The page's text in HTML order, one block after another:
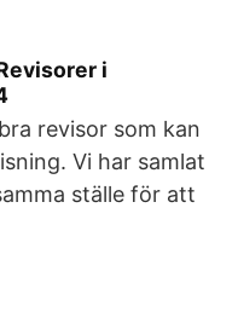
i
revisor som kan
Vi har samlat
ställe för att